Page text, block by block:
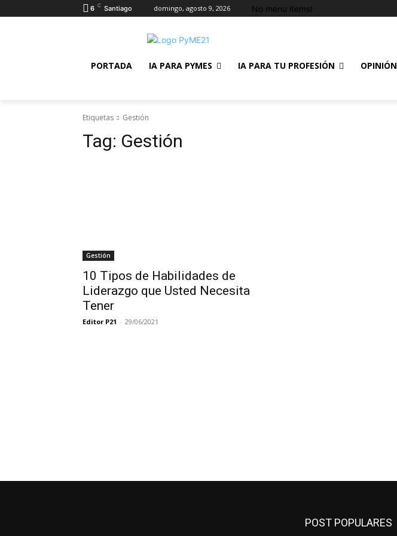
6 C Santiago domingo, agosto 9, 2026 No menu items!
PORTADA IA PARA PYMES IA PARA TU PROFESIÓN OPINIÓN
Etiquetas Gestión
Tag: Gestión
Gestión
10 Tipos de Habilidades de
Liderazgo que Usted Necesita
Tener
Editor P21 - 29/06/2021
POST POPULARES